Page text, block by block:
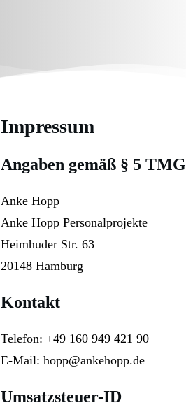
Impressum
Angaben gemäß § 5 TMG
Anke Hopp
Anke Hopp Personalprojekte
Heimhuder Str. 63
20148 Hamburg
Kontakt
Telefon: +49 160 949 421 90
E-Mail: hopp@ankehopp.de
Umsatzsteuer-ID